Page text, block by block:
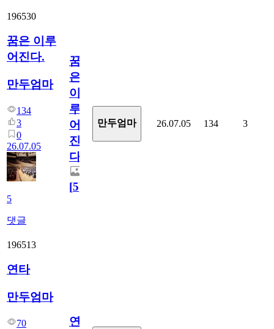
196530
꿈은 이루
어진다.
만두엄마
134
3
0
26.07.05
5
댓글
꿈
은
이
루
어
진
다.
[5]
만두엄마 26.07.05 134 3
196513
연타
만두엄마
70
연